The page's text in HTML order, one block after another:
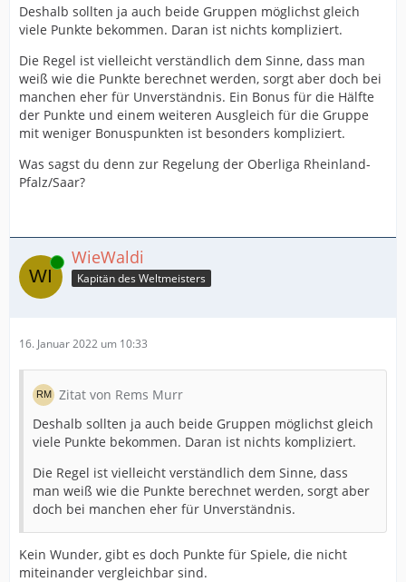
Deshalb sollten ja auch beide Gruppen möglichst gleich
viele Punkte bekommen. Daran ist nichts kompliziert.
Die Regel ist vielleicht verständlich dem Sinne, dass man
weiß wie die Punkte berechnet werden, sorgt aber doch bei
manchen eher für Unverständnis. Ein Bonus für die Hälfte
der Punkte und einem weiteren Ausgleich für die Gruppe
mit weniger Bonuspunkten ist besonders kompliziert.
Was sagst du denn zur Regelung der Oberliga Rheinland-
Pfalz/Saar?
Online WieWaldi
Kapitän des Weltmeisters
16. Januar 2022 um 10:33
Zitat von Rems Murr
Deshalb sollten ja auch beide Gruppen möglichst gleich
viele Punkte bekommen. Daran ist nichts kompliziert.
Die Regel ist vielleicht verständlich dem Sinne, dass
man weiß wie die Punkte berechnet werden, sorgt aber
doch bei manchen eher für Unverständnis.
Kein Wunder, gibt es doch Punkte für Spiele, die nicht
miteinander vergleichbar sind.